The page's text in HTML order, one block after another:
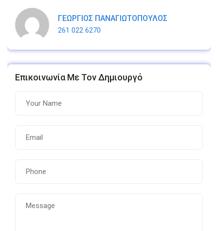
ΓΕΩΡΓΙΟΣ ΠΑΝΑΓΙΩΤΟΠΟΥΛΟΣ
261 022 6270
Επικοινωνία Με Τον Δημιουργό